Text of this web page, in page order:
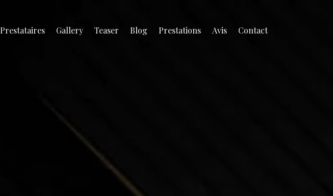
Prestataires Gallery Teaser Blog Prestations Avis Contact